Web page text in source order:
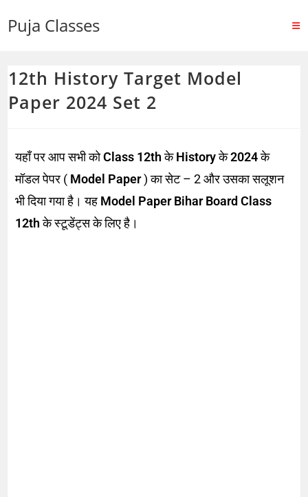
Puja Classes
12th History Target Model
Paper 2024 Set 2
यहाँ पर आप सभी कोClass 12thकेHistoryके2024के
मॉडल पेपर ( Model Paper) का सेट – 2 और उसका सलूशन
भी दिया गया है। यह Model Paper Bihar Board Class
12thके स्टूडेंट्स के लिए है।